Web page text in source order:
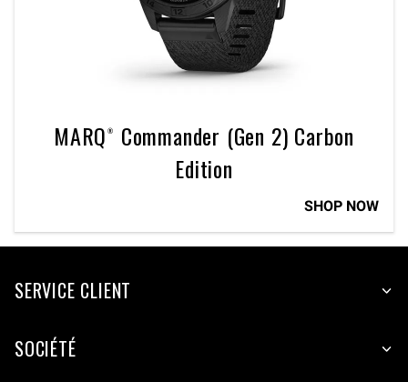
MARQ® Commander (Gen 2) Carbon
Edition
SHOP NOW
SERVICE CLIENT
SOCIÉTÉ